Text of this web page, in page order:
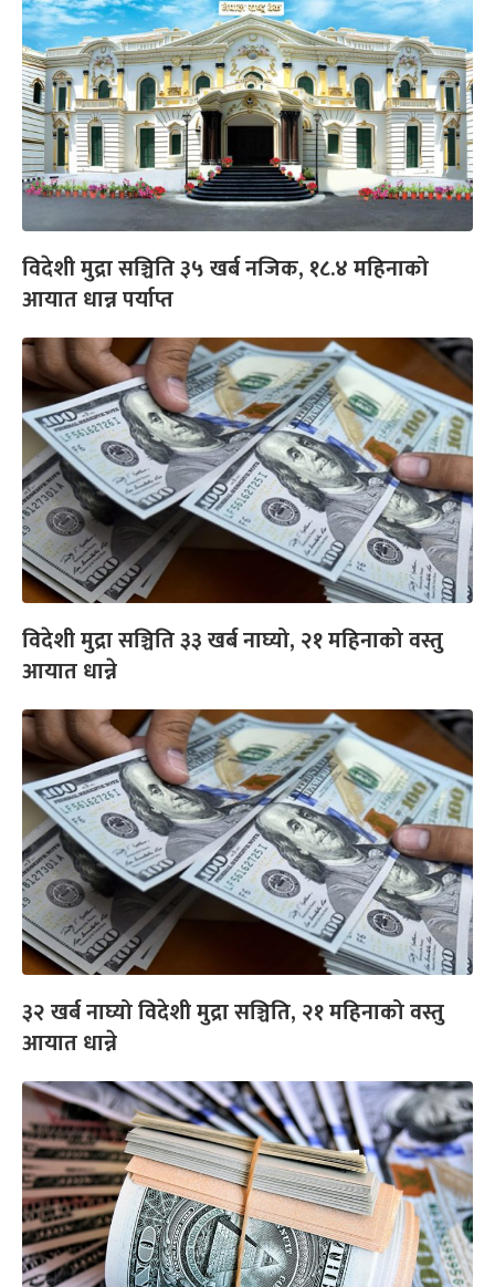
विदेशी मुद्रा सञ्चिति ३५ खर्ब नजिक, १८.४ महिनाको
आयात धान्न पर्याप्त
विदेशी मुद्रा सञ्चिति ३३ खर्ब नाघ्यो, २१ महिनाको वस्तु
आयात धान्ने
३२ खर्ब नाघ्यो विदेशी मुद्रा सञ्चिति, २१ महिनाको वस्तु
आयात धान्ने